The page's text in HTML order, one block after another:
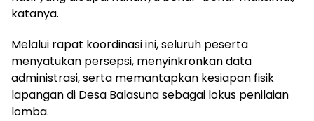
katanya.
Melalui rapat koordinasi ini, seluruh peserta
menyatukan persepsi, menyinkronkan data
administrasi, serta memantapkan kesiapan fisik
lapangan di Desa Balasuna sebagai lokus penilaian
lomba.